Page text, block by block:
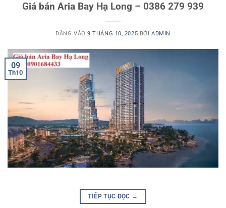
Giá bán Aria Bay Hạ Long – 0386 279 939
ĐĂNG VÀO9 THÁNG 10, 2025 BỞI ADMIN
09
Th10
TIẾP TỤC ĐỌC →